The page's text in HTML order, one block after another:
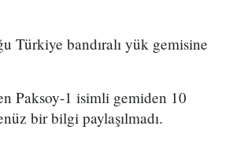
Türkiye bandıralı yük gemisine
Paksoy-1 isimli gemiden 10
bir bilgi paylaşılmadı.